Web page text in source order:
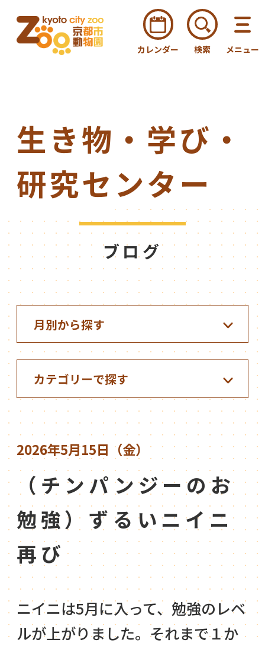
カレンダー 検索 メニュー
生き物・学び・
研究センター
ブログ
2026年5月15日（金）
（チンパンジーのお
勉強）ずるいニイニ
再び
ニイニは5月に入って、勉強のレベ
ルが上がりました。それまで１か